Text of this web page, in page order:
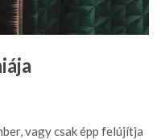
vagy csak épp felújítja